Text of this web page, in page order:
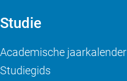
Studie
Academische jaarkalender
Studiegids